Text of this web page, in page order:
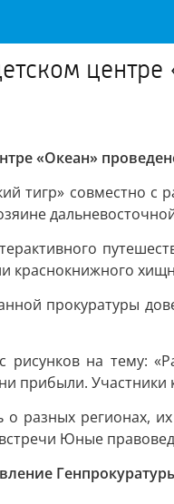
«Океан»
тигр» совместно
краснокнижного
прокуратуры
рисунков на тему:
прибыли.
о разных регионах,
Юные